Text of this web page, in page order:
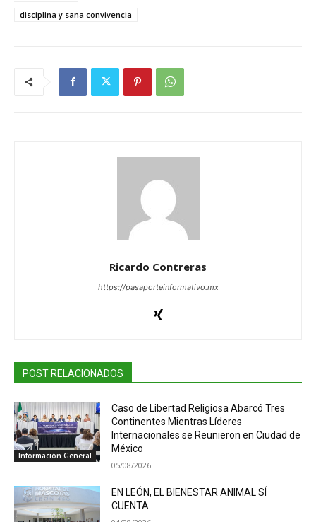
disciplina y sana convivencia
Ricardo Contreras
https://pasaporteinformativo.mx
POST RELACIONADOS
Información General
Caso de Libertad Religiosa Abarcó Tres
Continentes Mientras Líderes
Internacionales se Reunieron en Ciudad de
México
05/08/2026
EN LEÓN, EL BIENESTAR ANIMAL SÍ
CUENTA